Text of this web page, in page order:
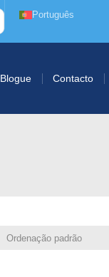
Português
Blogue Contacto